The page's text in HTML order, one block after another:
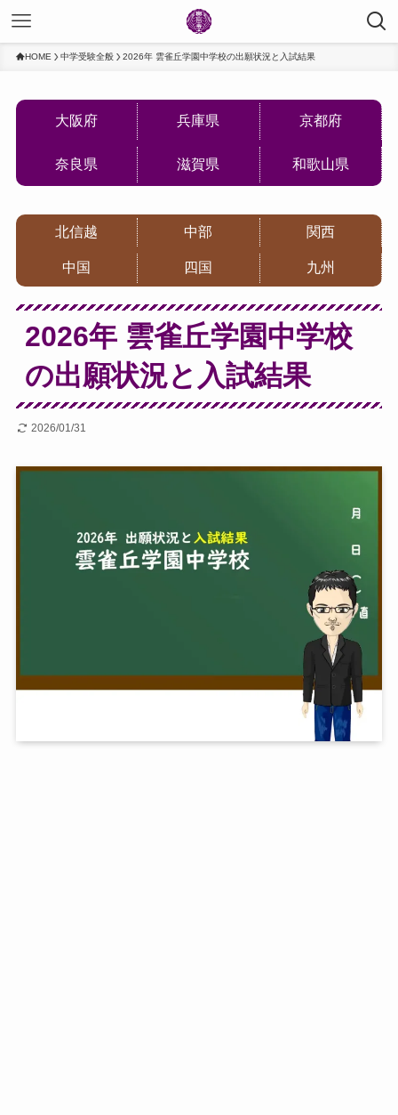
HOME 中学受験全般 2026年 雲雀丘学園中学校の出願状況と入試結果
大阪府 兵庫県 京都府
奈良県 滋賀県 和歌山県
北信越 中部 関西
中国 四国 九州
2026年 雲雀丘学園中学校
の出願状況と入試結果
2026/01/31